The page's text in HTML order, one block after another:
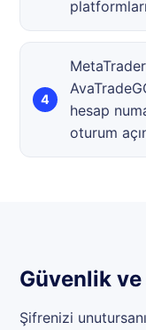
hesap
oturum
Güvenlik ve
Şifrenizi